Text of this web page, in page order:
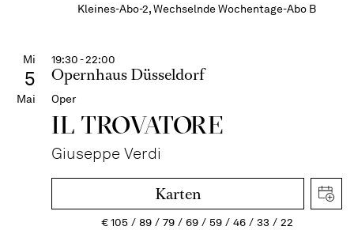
Kleines-Abo-2, Wechselnde Wochentage-Abo B
Mi
5
Mai
19:30 - 22:00
Opernhaus Düsseldorf
Oper
IL TROVA­TORE
Giuseppe Verdi
Karten
€105 89 79 69 59 46 33 22